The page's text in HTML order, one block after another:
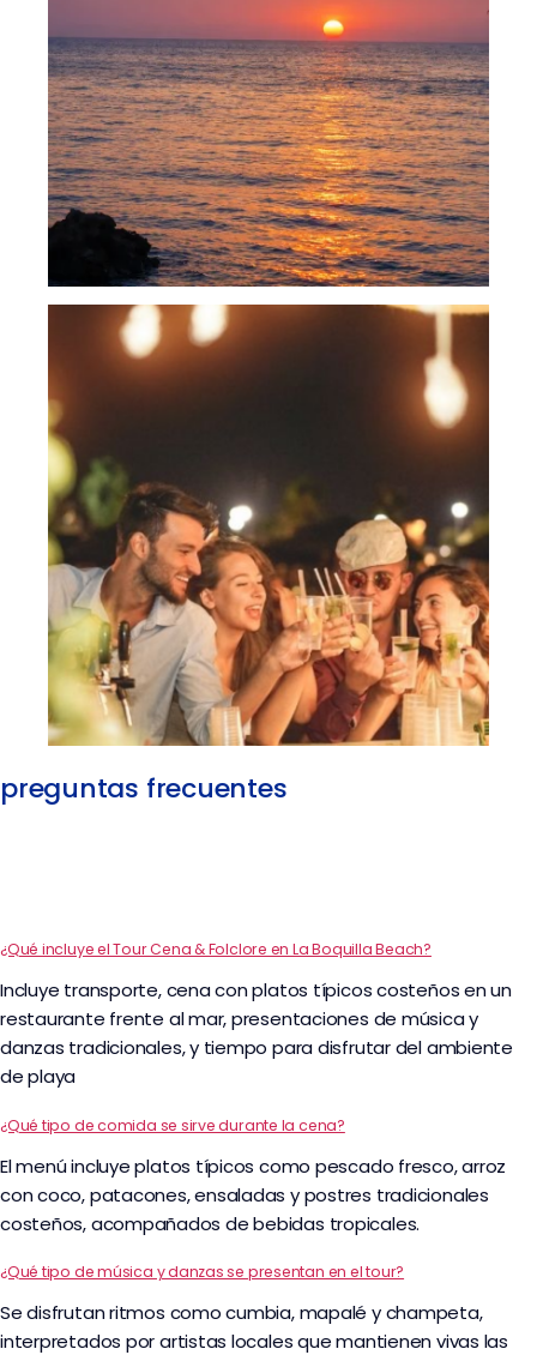
preguntas frecuentes
¿Qué incluye el Tour Cena & Folclore en La Boquilla Beach?
Incluye transporte, cena con platos típicos costeños en un
restaurante frente al mar, presentaciones de música y
danzas tradicionales, y tiempo para disfrutar del ambiente
de playa
¿Qué tipo de comida se sirve durante la cena?
El menú incluye platos típicos como pescado fresco, arroz
con coco, patacones, ensaladas y postres tradicionales
costeños, acompañados de bebidas tropicales.
¿Qué tipo de música y danzas se presentan en el tour?
Se disfrutan ritmos como cumbia, mapalé y champeta,
interpretados por artistas locales que mantienen vivas las